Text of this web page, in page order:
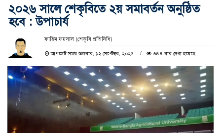
২০২৬ সালে শেকৃবিতে ২য় সমাবর্তন অনুষ্ঠিত
হবে : উপাচার্য
ফাহিম ফয়সাল (শেকৃবি প্রতিনিধি)
আপডেট সময় শুক্রবার, ১২ সেপ্টেম্বর, ২০২৫ ৩৪৪ বার দেখা হয়েছে